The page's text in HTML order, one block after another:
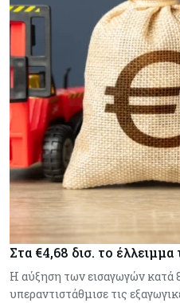
Στα €4,68 δισ. το
Η αύξηση των εισαγωγών κατά
υπεραντιστάθμισε τις